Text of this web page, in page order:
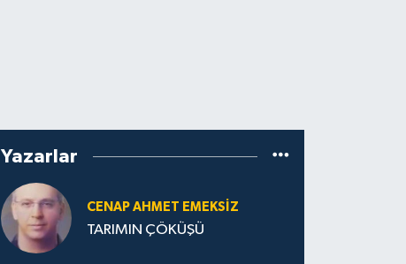
Yazarlar
CENAP AHMET EMEKSİZ
TARIMIN ÇÖKÜŞÜ